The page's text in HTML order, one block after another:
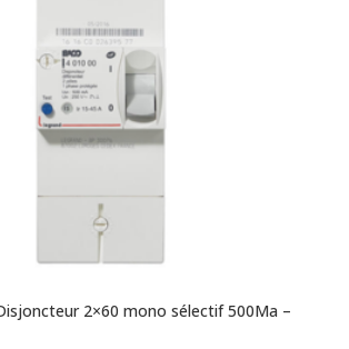
2×60 mono sélectif 500Ma –